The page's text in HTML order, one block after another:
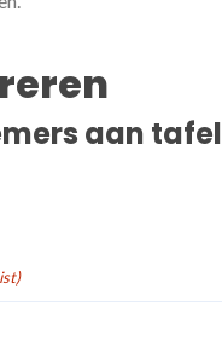
aan